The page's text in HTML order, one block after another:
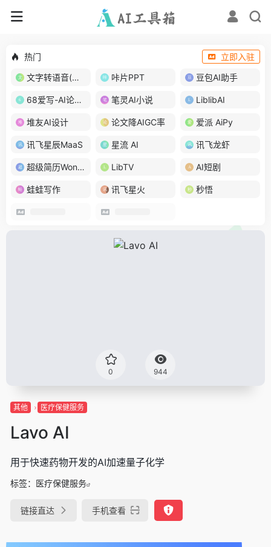
热门
立即入驻
文字转语音(琅琅配音)
咔片PPT 豆包AI助手
68爱写-AI论文写作 笔灵AI小说 LiblibAI
堆友AI设计 论文降AIGC率 爱派 AiPy
讯飞星辰MaaS 星流 AI 讯飞龙虾
超级简历WonderCV LibTV AI短剧
蛙蛙写作 讯飞星火 秒悟
0 944
其他 医疗保健服务
Lavo AI
用于快速药物开发的AI加速量子化学
标签： 医疗保健服务
链接直达 手机查看